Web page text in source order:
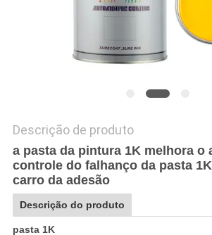
Descrição de produto
a pasta da pintura 1K melhora o
controle do falhanço da pasta
carro da adesão
Descrição do produto
pasta 1K